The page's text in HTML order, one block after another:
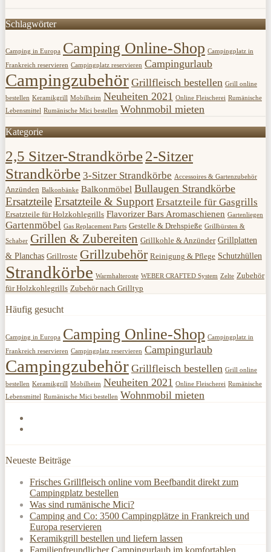
Schlagwörter
Camping in Europa Camping Online-Shop Campingplatz in
Frankreich reservieren Campingplatz reservieren Campingurlaub
Campingzubehör Grillfleisch bestellen Grill online
bestellen Keramikgrill Mobilheim Neuheiten 2021 Online Fleischerei Rumänische
Lebensmittel Rumänische Mici bestellen Wohnmobil mieten
Kategorie
2,5 Sitzer-Strandkörbe2-Sitzer
Strandkörbe 3-Sitzer Strandkörbe Accessoires & Gartenzubehör
Anzünden Balkonbänke Balkonmöbel Bullaugen Strandkörbe
ErsatzteileErsatzteile & Support Ersatzteile für Gasgrills
Ersatzteile für Holzkohlegrills Flavorizer Bars Aromaschienen Gartenliegen
Gartenmöbel Gas Replacement Parts Gestelle & Drehspieße Grillbürsten &
Schaber Grillen & Zubereiten Grillkohle & Anzünder Grillplatten
& Planchas Grillroste Grillzubehör Reinigung & Pflege Schutzhüllen
Strandkörbe Warmhalteroste WEBER CRAFTED System Zelte Zubehör
für Holzkohlegrills Zubehör nach Grilltyp
Häufig gesucht
Camping in Europa Camping Online-Shop Campingplatz in
Frankreich reservieren Campingplatz reservieren Campingurlaub
Campingzubehör Grillfleisch bestellen Grill online
bestellen Keramikgrill Mobilheim Neuheiten 2021 Online Fleischerei Rumänische
Lebensmittel Rumänische Mici bestellen Wohnmobil mieten
Neueste Beiträge
Frisches Grillfleisch online vom Beefbandit direkt zum
Campingplatz bestellen
Was sind rumänische Mici?
Camping and Co: 3500 Campingplätze in Frankreich und
Europa reservieren
Keramikgrill bestellen und liefern lassen